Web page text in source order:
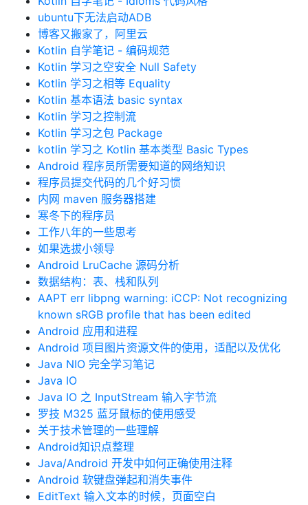
ubuntu下无法启动ADB
博客又搬家了，阿里云
Kotlin 自学笔记 - 编码规范
Kotlin 学习之空安全 Null Safety
Kotlin 学习之相等 Equality
Kotlin 基本语法 basic syntax
Kotlin 学习之控制流
Kotlin 学习之包 Package
kotlin 学习之 Kotlin 基本类型 Basic Types
Android 程序员所需要知道的网络知识
程序员提交代码的几个好习惯
内网 maven 服务器搭建
寒冬下的程序员
工作八年的一些思考
如果选拔小领导
Android LruCache 源码分析
数据结构：表、栈和队列
AAPT err libpng warning: iCCP: Not recognizing
known sRGB profile that has been edited
Android 应用和进程
Android 项目图片资源文件的使用，适配以及优化
Java NIO 完全学习笔记
Java IO
Java IO 之 InputStream 输入字节流
罗技 M325 蓝牙鼠标的使用感受
关于技术管理的一些理解
Android知识点整理
Java/Android 开发中如何正确使用注释
Android 软键盘弹起和消失事件
EditText 输入文本的时候，页面空白